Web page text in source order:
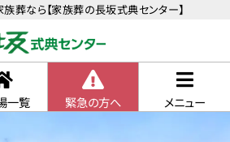
葬なら【家族葬の長坂式典センター】
一覧 緊急の方へ メニュー